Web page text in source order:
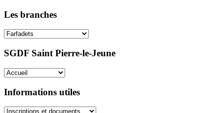
Les branches
SGDF Saint Pierre-le-Jeune
Informations utiles